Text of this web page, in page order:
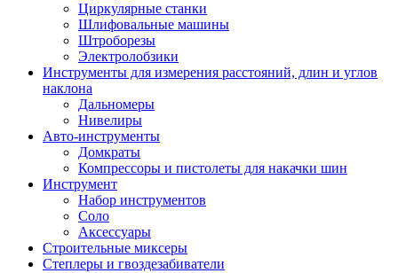
Циркулярные станки
Шлифовальные машины
Штроборезы
Электролобзики
Инструменты для измерения расстояний, длин и углов
наклона
Дальномеры
Нивелиры
Авто-инструменты
Домкраты
Компрессоры и пистолеты для накачки шин
Инструмент
Набор инструментов
Соло
Аксессуары
Строительные миксеры
Степлеры и гвоздезабиватели